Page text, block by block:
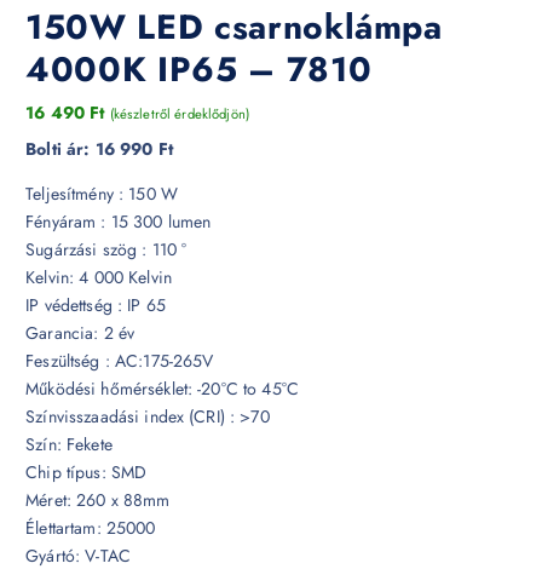
150W LED csarnoklámpa
4000K IP65 – 7810
16 490 Ft (készletről érdeklődjön)
Bolti ár: 16 990 Ft
Teljesítmény : 150 W
Fényáram : 15 300 lumen
Sugárzási szög : 110 °
Kelvin: 4 000 Kelvin
IP védettség : IP 65
Garancia: 2 év
Feszültség : AC:175-265V
Működési hőmérséklet: -20°C to 45°C
Színvisszaadási index (CRI) : >70
Szín: Fekete
Chip típus: SMD
Méret: 260 x 88mm
Élettartam: 25000
Gyártó: V-TAC